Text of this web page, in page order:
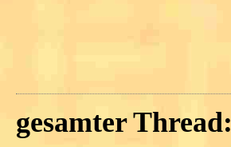
gesamter Thread: